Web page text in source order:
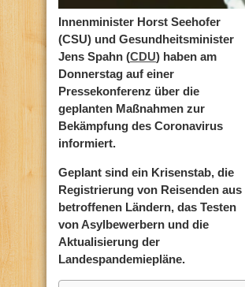
Innenminister Horst Seehofer
(CSU) und Gesundheitsminister
Jens Spahn (CDU) haben am
Donnerstag auf einer
Pressekonferenz über die
geplanten Maßnahmen zur
Bekämpfung des Coronavirus
informiert.
Geplant sind ein Krisenstab, die
Registrierung von Reisenden aus
betroffenen Ländern, das Testen
von Asylbewerbern und die
Aktualisierung der
Landespandemiepläne.